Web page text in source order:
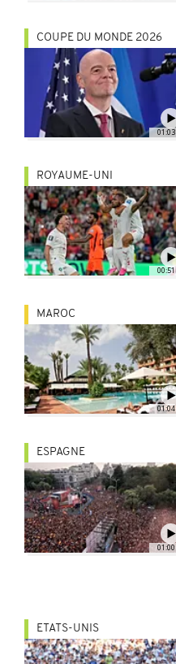
01:03
COUPE DU MONDE 2026
00:51
ROYAUME-UNI
01:04
MAROC
01:00
ESPAGNE
ETATS-UNIS